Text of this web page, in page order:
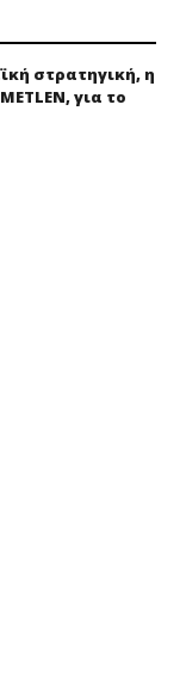
στρατηγική, η
για το